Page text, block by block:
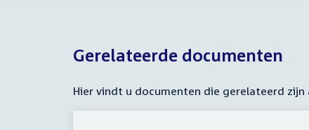
Gerelateerde documenten
Hier vindt u documenten die gerelateerd zijn